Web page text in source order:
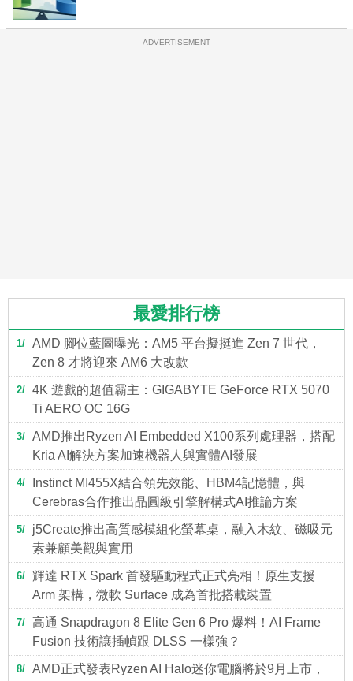
ADVERTISEMENT
最愛排行榜
1
AMD 腳位藍圖曝光：AM5 平台擬挺進 Zen 7 世代，
Zen 8 才將迎來 AM6 大改款
2
4K 遊戲的超值霸主：GIGABYTE GeForce RTX 5070
Ti AERO OC 16G
3
AMD推出Ryzen AI Embedded X100系列處理器，搭配
Kria AI解決方案加速機器人與實體AI發展
4
Instinct MI455X結合領先效能、HBM4記憶體，與
Cerebras合作推出晶圓級引擎解構式AI推論方案
5
j5Create推出高質感模組化螢幕桌，融入木紋、磁吸元
素兼顧美觀與實用
6
輝達 RTX Spark 首發驅動程式正式亮相！原生支援
Arm 架構，微軟 Surface 成為首批搭載裝置
7
高通 Snapdragon 8 Elite Gen 6 Pro 爆料！AI Frame
Fusion 技術讓插幀跟 DLSS 一樣強？
8 AMD正式發表Ryzen AI Halo迷你電腦將於9月上市，